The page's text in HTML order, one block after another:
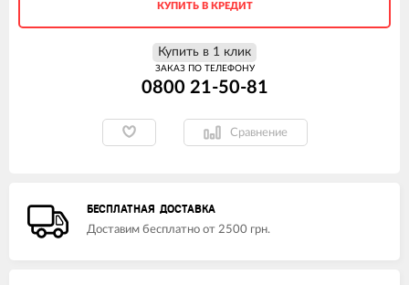
КУПИТЬ В КРЕДИТ
Купить в 1 клик
ЗАКАЗ ПО ТЕЛЕФОНУ
0800 21-50-81
Сравнение
БЕСПЛАТНАЯ ДОСТАВКА
Доставим бесплатно от 2500 грн.